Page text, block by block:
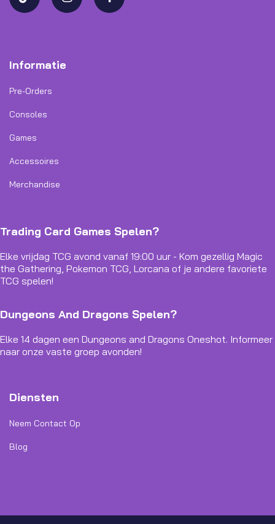
Informatie
Pre-Orders
Consoles
Games
Accessoires
Merchandise
Trading Card Games Spelen?
Elke vrijdag TCG avond vanaf 19:00 uur - Kom gezellig Magic
the Gathering, Pokemon TCG, Lorcana of je andere favoriete
TCG spelen!
Dungeons And Dragons Spelen?
Elke 14 dagen een Dungeons and Dragons Oneshot. Informeer
naar onze vaste groep avonden!
Diensten
Neem Contact Op
Blog